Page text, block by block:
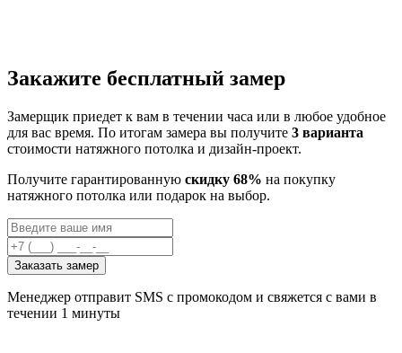
Закажите бесплатный замер
Замерщик приедет к вам в течении часа или в любое удобное
для вас время. По итогам замера вы получите 3 варианта
стоимости натяжного потолка и дизайн-проект.
Получите гарантированную скидку 68% на покупку
натяжного потолка или подарок на выбор.
Заказать замер
Менеджер отправит SMS с промокодом и свяжется с вами в
течении 1 минуты